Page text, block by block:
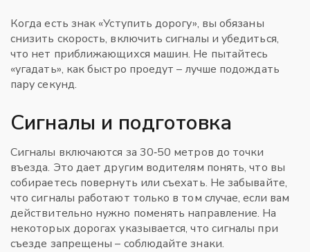
Когда есть знак «Уступить дорогу», вы обязаны
снизить скорость, включить сигналы и убедиться,
что нет приближающихся машин. Не пытайтесь
«угадать», как быстро проедут – лучше подождать
пару секунд.
Сигналы и подготовка
Сигналы включаются за 30‑50 метров до точки
въезда. Это дает другим водителям понять, что вы
собираетесь повернуть или съехать. Не забывайте,
что сигналы работают только в том случае, если вам
действительно нужно поменять направление. На
некоторых дорогах указывается, что сигналы при
съезде запрещены – соблюдайте знаки.